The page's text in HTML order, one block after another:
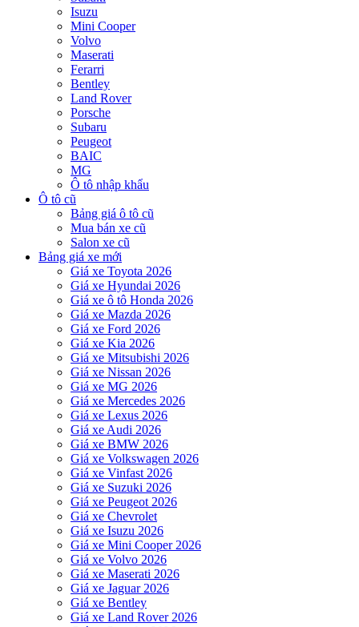
Isuzu
Mini Cooper
Volvo
Maserati
Ferarri
Bentley
Land Rover
Porsche
Subaru
Peugeot
BAIC
MG
Ô tô nhập khẩu
Ô tô cũ
Bảng giá ô tô cũ
Mua bán xe cũ
Salon xe cũ
Bảng giá xe mới
Giá xe Toyota 2026
Giá xe Hyundai 2026
Giá xe ô tô Honda 2026
Giá xe Mazda 2026
Giá xe Ford 2026
Giá xe Kia 2026
Giá xe Mitsubishi 2026
Giá xe Nissan 2026
Giá xe MG 2026
Giá xe Mercedes 2026
Giá xe Lexus 2026
Giá xe Audi 2026
Giá xe BMW 2026
Giá xe Volkswagen 2026
Giá xe Vinfast 2026
Giá xe Suzuki 2026
Giá xe Peugeot 2026
Giá xe Chevrolet
Giá xe Isuzu 2026
Giá xe Mini Cooper 2026
Giá xe Volvo 2026
Giá xe Maserati 2026
Giá xe Jaguar 2026
Giá xe Bentley
Giá xe Land Rover 2026